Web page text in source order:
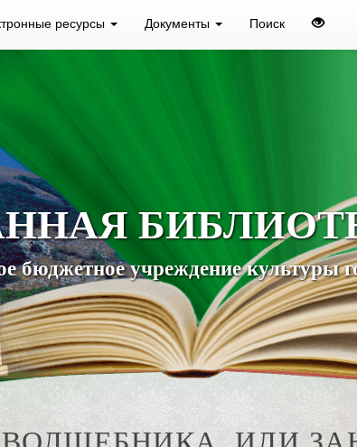
ресурсы Документы Поиск
бюджетное учреждение культуры